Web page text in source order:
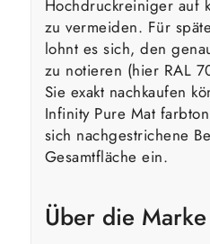
Hochdruckreiniger auf
zu vermeiden. Für
lohnt es sich, den
zu notieren (hier RAL
Sie exakt nachkaufen
Infinity Pure Mat
sich nachgestrichene
Gesamtfläche ein.
Über die Marke